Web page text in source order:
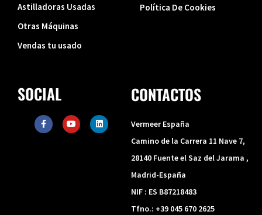
Astilladoras Usadas
Otras Máquinas
Vendas tu usado
Política De Cookies
SOCIAL
F
a
c
Y
o
u
L
i
n
CONTACTOS
Vermeer España
Camino de la Carrera 11 Nave 7,
28140 Fuente el Saz del Jarama ,
Madrid-España
NIF : ES B87218483
Tfno.: +39 045 670 2625